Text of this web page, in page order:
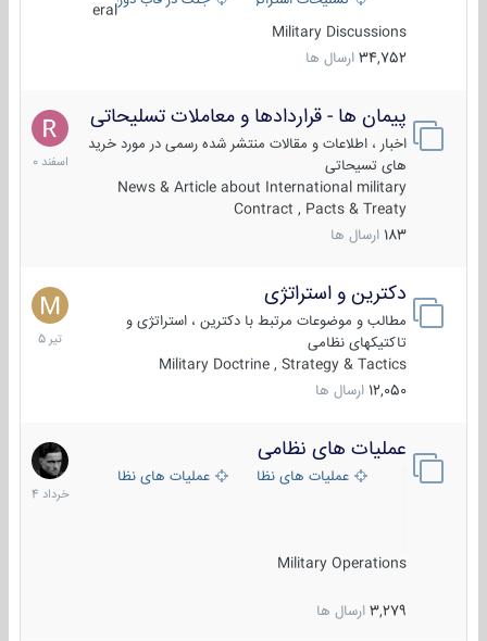
eral
Military Discussions
34,752 ارسال ها
پیمان ها - قراردادها و معاملات تسلیحاتی
اخبار ، اطلاعات و مقالات منتشر شده رسمی در مورد خرید
های تسیحاتی
News & Article about International military
Contract , Pacts & Treaty
183 ارسال ها
7
اسفند
دکترین و استراتژی
مطالب و موضوعات مرتبط با دکترین ، استراتژی و
تاکتیکهای نظامی
Military Doctrine , Strategy & Tactics
12,050 ارسال ها
27
تیر
عملیات های نظامی
عملیات های نظامی ایرانعملیات های نظامی خارجی
Military Operations
3,279 ارسال ها
5
خرداد
1404